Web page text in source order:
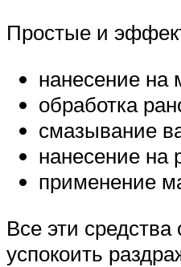
Простые и
нанесение на
обработка
смазывание
нанесение на
применение
Все эти
успокоить